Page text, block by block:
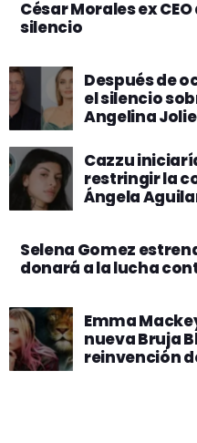
César Morales ex
silencio
Después de
el silencio
Angelina Jolie
Cazzu
restringir la
Ángela
Selena Gomez
donará a la lucha
Emma
nueva Bruja
reinvención